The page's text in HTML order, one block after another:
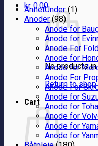
kr0.00
No products
Return to shop
Cart
AnnetUnder (1)
Anoder (98)
Anode for
Anode for
Anode For
Anode for
Anode for
Anode For
Anode For
Anode for
Anode for
Anode for
Anode for
Anode for